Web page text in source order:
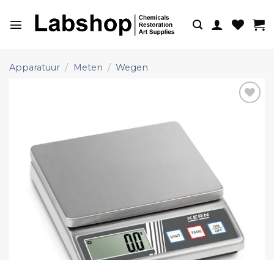
naar
Apparatuur / Meten / Wegen